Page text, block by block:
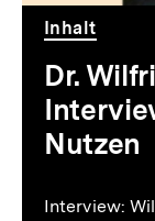
OER
und
deren
Nutzen
Inhalt
Dr.
Nutzen
Interview: